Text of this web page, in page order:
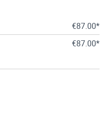
€87.00*
€87.00*